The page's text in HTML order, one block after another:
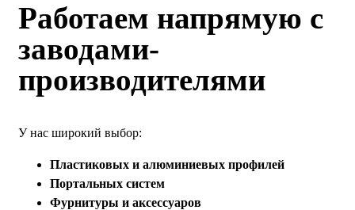
Работаем напрямую с
заводами-
производителями
У нас широкий выбор:
Пластиковых и алюминиевых профилей
Портальных систем
Фурнитуры и аксессуаров